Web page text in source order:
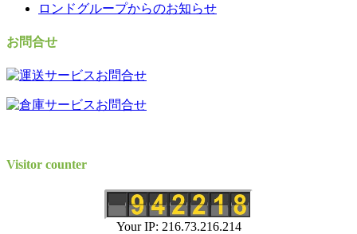
ロンドグループからのお知らせ
お問合せ
Visitor counter
Your IP: 216.73.216.214